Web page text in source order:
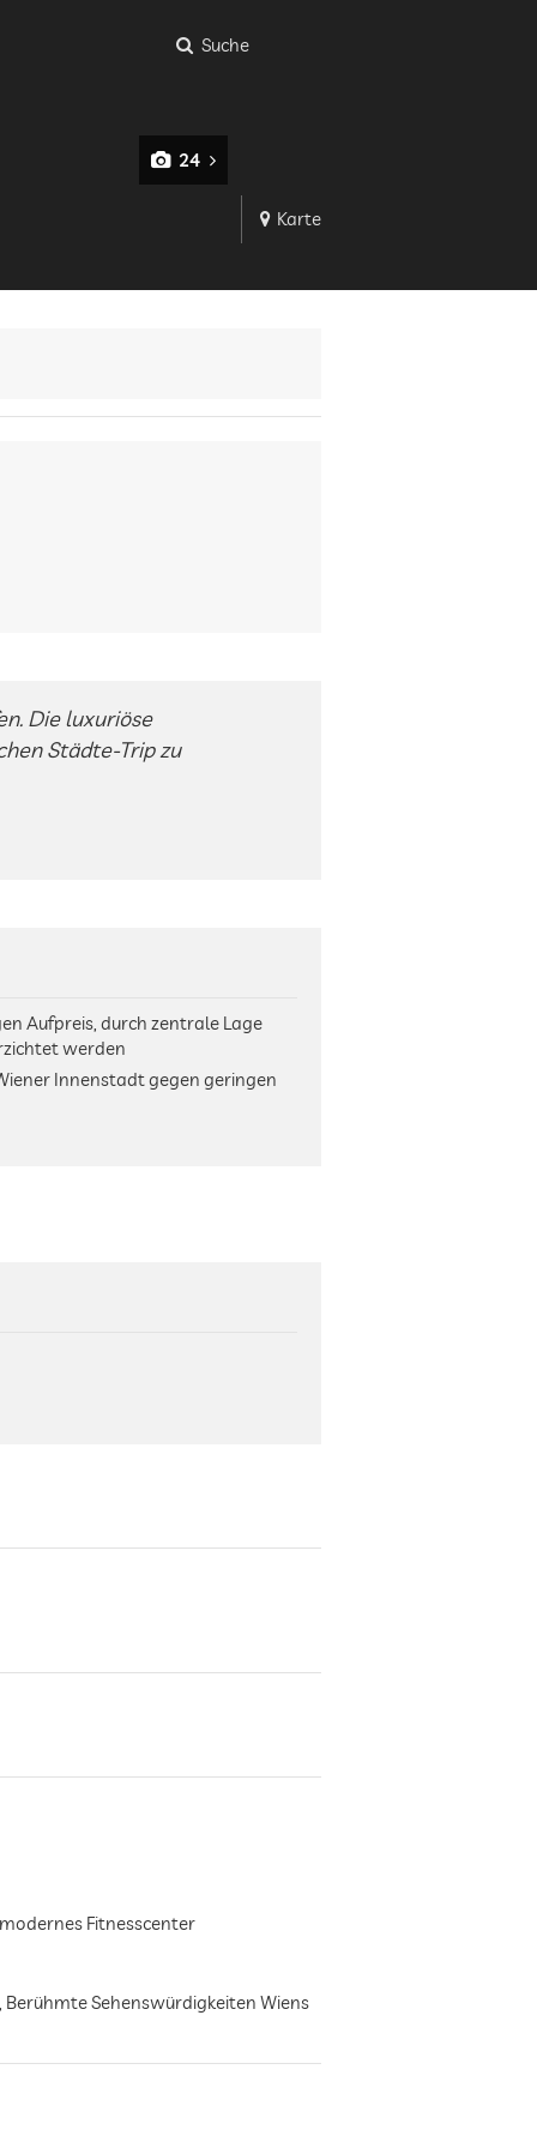
Suche
24
Karte
Die luxuriöse
Städte-Trip zu
Aufpreis, durch zentrale Lage
werden
Innenstadt gegen geringen
Fitnesscenter
Sehenswürdigkeiten Wiens